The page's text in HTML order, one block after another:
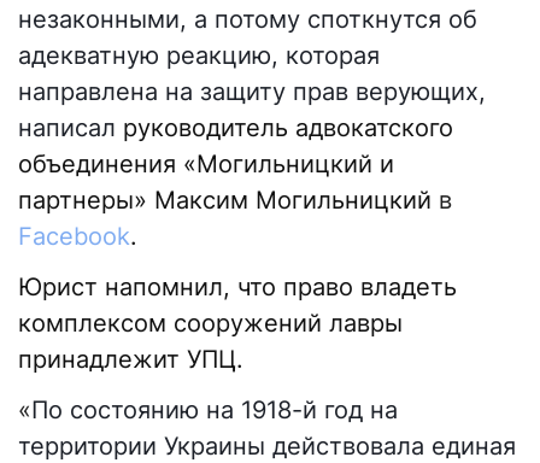
незаконными, а потому споткнутся об
адекватную реакцию, которая
направлена на защиту прав верующих,
написал руководитель адвокатского
объединения «Могильницкий и
партнеры» Максим Могильницкий в
Facebook.
Юрист напомнил, что право владеть
комплексом сооружений лавры
принадлежит УПЦ.
«По состоянию на 1918-й год на
территории Украины действовала единая